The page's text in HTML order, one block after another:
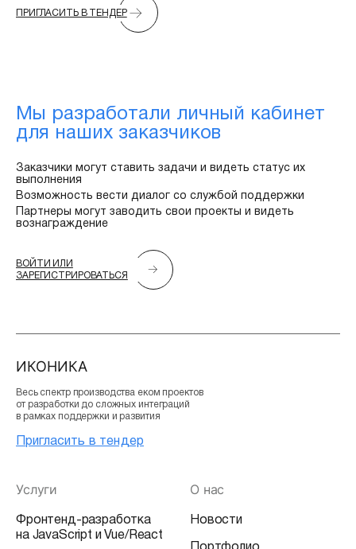
ПРИГЛАСИТЬ В ТЕНДЕР
Мы разработали личный кабинет
для наших заказчиков
Заказчики могут ставить задачи и видеть статус их
выполнения
Возможность вести диалог со службой поддержки
Партнеры могут заводить свои проекты и видеть
вознаграждение
ВОЙТИ ИЛИ
ЗАРЕГИСТРИРОВАТЬСЯ
ИКОНИКА
Весь спектр производства еком проектов
от разработки до сложных интеграций
в рамках поддержки и развития
Пригласить в тендер
Услуги
Фронтенд-разработка
на JavaScript и Vue/React
О нас
Новости